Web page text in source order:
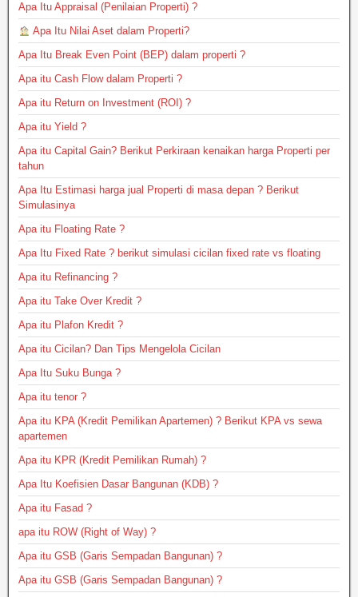
Apa Itu Appraisal (Penilaian Properti) ?
Apa Itu Nilai Aset dalam Properti?
Apa Itu Break Even Point (BEP) dalam properti ?
Apa itu Cash Flow dalam Properti ?
Apa itu Return on Investment (ROI) ?
Apa itu Yield ?
Apa itu Capital Gain? Berikut Perkiraan kenaikan harga Properti per
tahun
Apa Itu Estimasi harga jual Properti di masa depan ? Berikut
Simulasinya
Apa itu Floating Rate ?
Apa Itu Fixed Rate ? berikut simulasi cicilan fixed rate vs floating
Apa itu Refinancing ?
Apa itu Take Over Kredit ?
Apa itu Plafon Kredit ?
Apa itu Cicilan? Dan Tips Mengelola Cicilan
Apa Itu Suku Bunga ?
Apa itu tenor ?
Apa itu KPA (Kredit Pemilikan Apartemen) ? Berikut KPA vs sewa
apartemen
Apa itu KPR (Kredit Pemilikan Rumah) ?
Apa Itu Koefisien Dasar Bangunan (KDB) ?
Apa itu Fasad ?
apa itu ROW (Right of Way) ?
Apa itu GSB (Garis Sempadan Bangunan) ?
Apa itu GSB (Garis Sempadan Bangunan) ?